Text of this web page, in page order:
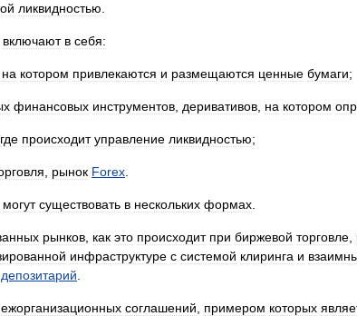
ликвидностью
включают в себя:
на котором привлекаются и размещаются ценные бумаги;
финансовых инструментов деривативов на котором
где происходит управление ликвидностью;
рынок Forex
могут существовать в нескольких формах
рынков как это происходит при биржевой торговле
инфраструктуре с системой клиринга и
депозитарий
соглашений примером которых